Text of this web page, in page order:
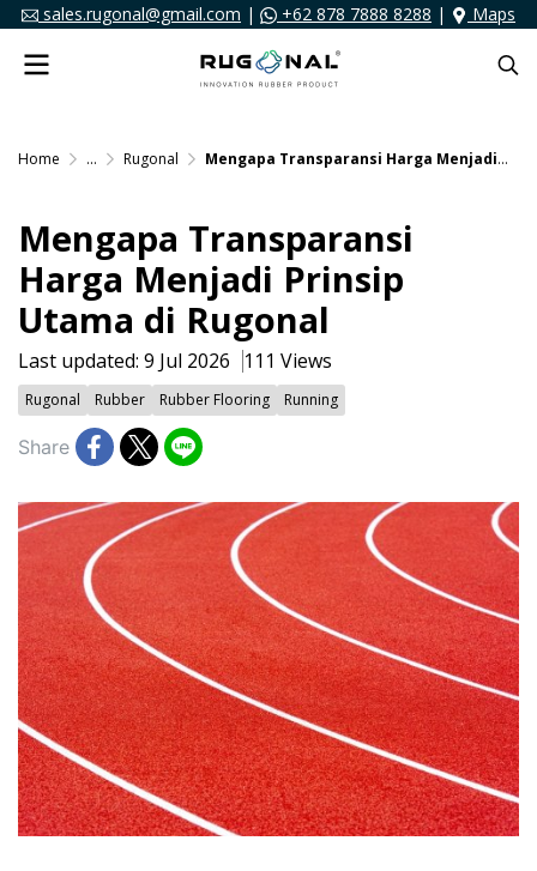
sales.rugonal@gmail.com | +62 878 7888 8288 | Maps
Home ... Rugonal Mengapa Transparansi Harga Menjadi Prinsip Utama di Rugonal
Mengapa Transparansi
Harga Menjadi Prinsip
Utama di Rugonal
Last updated: 9 Jul 2026 111 Views
Rugonal Rubber Rubber Flooring Running
Share